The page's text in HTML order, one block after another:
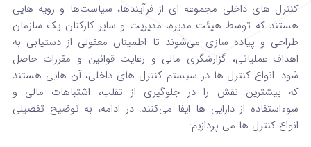
کنترل‌ های داخلی مجموعه‌ ای از فرآیندها، سیاست‌ها و رویه‌ هایی
هستند که توسط هیئت مدیره، مدیریت و سایر کارکنان یک سازمان
طراحی و پیاده‌ سازی می‌شوند تا اطمینان معقولی از دستیابی به
اهداف عملیاتی، گزارشگری مالی و رعایت قوانین و مقررات حاصل
شود. انواع کنترل ها در سیستم کنترل های داخلی، آن‌ هایی هستند
که بیشترین نقش را در جلوگیری از تقلب، اشتباهات مالی و
سوءاستفاده از دارایی‌ ها ایفا می‌کنند. در ادامه، به توضیح تفصیلی
انواع کنترل ها می‌ پردازیم: